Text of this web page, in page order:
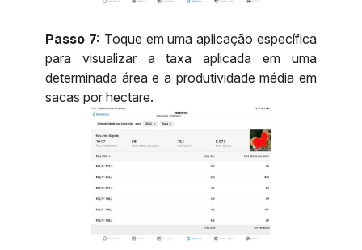
Passo 7: Toque em uma aplicação específica
para visualizar a taxa aplicada em uma
determinada área e a produtividade média em
sacas por hectare.